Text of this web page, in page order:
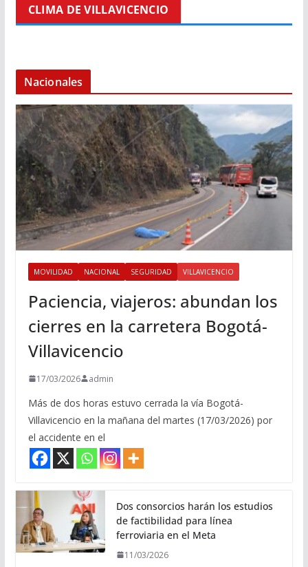
CLIMA DE VILLAVICENCIO
Nacionales
MOVILIDAD NACIONAL SEGURIDAD VILLAVICENCIO
Paciencia, viajeros: abundan los
cierres en la carretera Bogotá-
Villavicencio
17/03/2026 admin
Más de dos horas estuvo cerrada la vía Bogotá-
Villavicencio en la mañana del martes (17/03/2026) por
el accidente en el
Dos consorcios harán los estudios
de factibilidad para línea
ferroviaria en el Meta
11/03/2026